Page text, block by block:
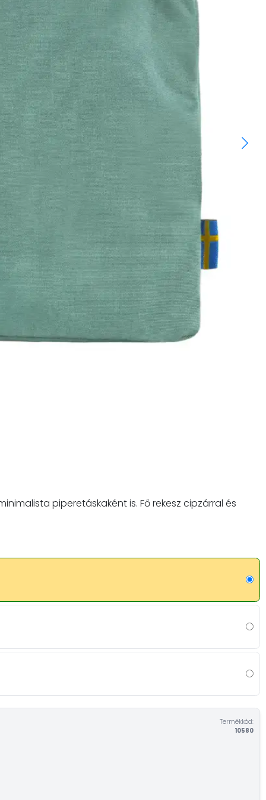
piperetáskaként is. Fő rekesz cipzárral és
Termékkód:
10580